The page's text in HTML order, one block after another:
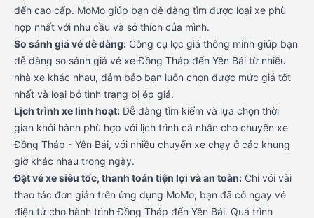
đến cao cấp. MoMo giúp bạn dễ dàng tìm được loại xe phù
hợp nhất với nhu cầu và sở thích của mình.
So sánh giá vé dễ dàng: Công cụ lọc giá thông minh giúp bạn
dễ dàng so sánh giá vé xe Đồng Tháp đến Yên Bái từ nhiều
nhà xe khác nhau, đảm bảo bạn luôn chọn được mức giá tốt
nhất và loại bỏ tình trạng bị ép giá.
Lịch trình xe linh hoạt: Dễ dàng tìm kiếm và lựa chọn thời
gian khởi hành phù hợp với lịch trình cá nhân cho chuyến xe
Đồng Tháp - Yên Bái, với nhiều chuyến xe chạy ở các khung
giờ khác nhau trong ngày.
Đặt vé xe siêu tốc, thanh toán tiện lợi và an toàn: Chỉ với vài
thao tác đơn giản trên ứng dụng MoMo, bạn đã có ngay vé
điện tử cho hành trình Đồng Tháp đến Yên Bái. Quá trình